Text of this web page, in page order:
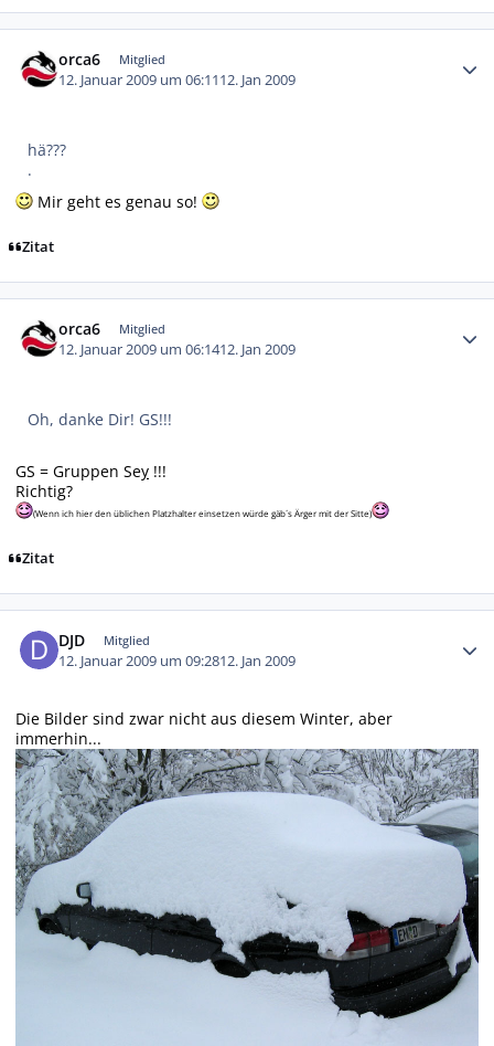
orca6 Mitglied
12. Januar 2009 um 06:1112. Jan 2009
hä???
.
Mir geht es genau so!
Zitat
orca6 Mitglied
12. Januar 2009 um 06:1412. Jan 2009
Oh, danke Dir! GS!!!
GS = Gruppen Sey !!!
Richtig?
(Wenn ich hier den üblichen Platzhalter einsetzen würde gäb´s Ärger mit der Sitte)
Zitat
DJD Mitglied
12. Januar 2009 um 09:2812. Jan 2009
Die Bilder sind zwar nicht aus diesem Winter, aber
immerhin...